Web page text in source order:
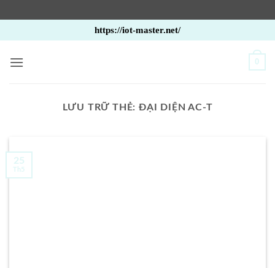
qua
nội
https://iot-master.net/
0
LƯU TRỮ THẺ: ĐẠI DIỆN AC-T
25
Th5